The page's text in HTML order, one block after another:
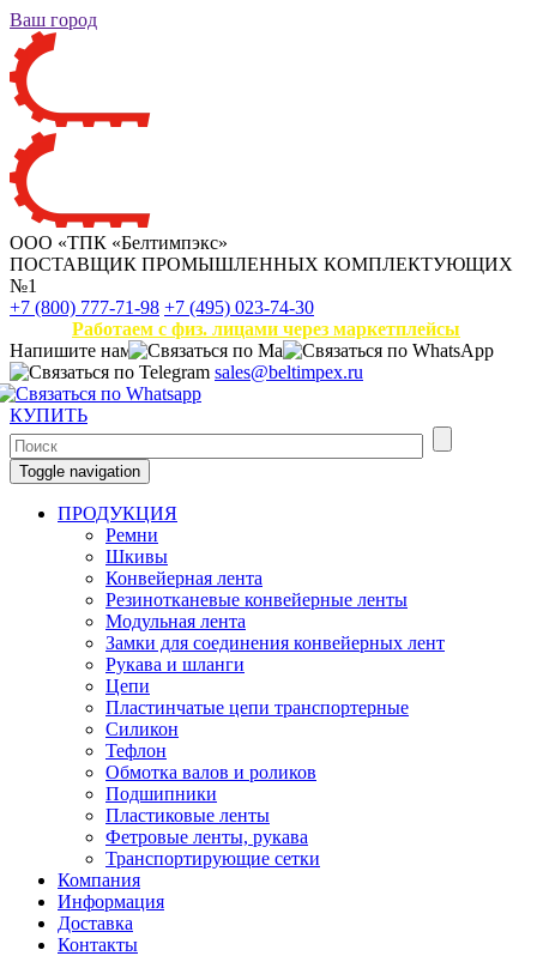
Ваш город
ООО «ТПК «Белтимпэкс»
ПОСТАВЩИК ПРОМЫШЛЕННЫХ КОМПЛЕКТУЮЩИХ
№1
+7 (800) 777-71-98 +7 (495) 023-74-30
Работаем с физ. лицами через маркетплейсы
Напишите нам
sales@beltimpex.ru
КУПИТЬ
Toggle navigation
ПРОДУКЦИЯ
Ремни
Шкивы
Конвейерная лента
Резинотканевые конвейерные ленты
Модульная лента
Замки для соединения конвейерных лент
Рукава и шланги
Цепи
Пластинчатые цепи транспортерные
Силикон
Тефлон
Обмотка валов и роликов
Подшипники
Пластиковые ленты
Фетровые ленты, рукава
Транспортирующие сетки
Компания
Информация
Доставка
Контакты